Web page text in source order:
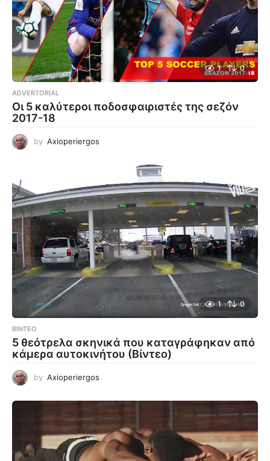
1 0
ADVERTORIAL
Οι 5 καλύτεροι ποδοσφαιριστές της σεζόν
2017-18
by Axioperiergos
1 0
ΒΊΝΤΕΟ
5 θεότρελα σκηνικά που καταγράφηκαν από
κάμερα αυτοκινήτου (Βίντεο)
by Axioperiergos